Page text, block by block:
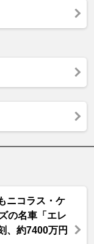
ニコラス・ケ
の名車「エレ
、約7400万円